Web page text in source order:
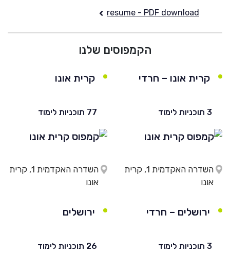
resume - PDF download
הקמפוסים שלנו
קרית אונו – חרדי
3 תוכניות לימוד
השדרה האקדמית 1, קרית
אונו
קרית אונו
77 תוכניות לימוד
השדרה האקדמית 1, קרית
אונו
ירושלים – חרדי
3 תוכניות לימוד
ירושלים
26 תוכניות לימוד